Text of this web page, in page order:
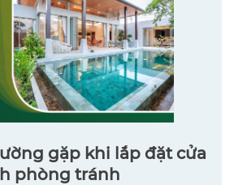
gặp khi lắp đặt cửa
phòng tránh